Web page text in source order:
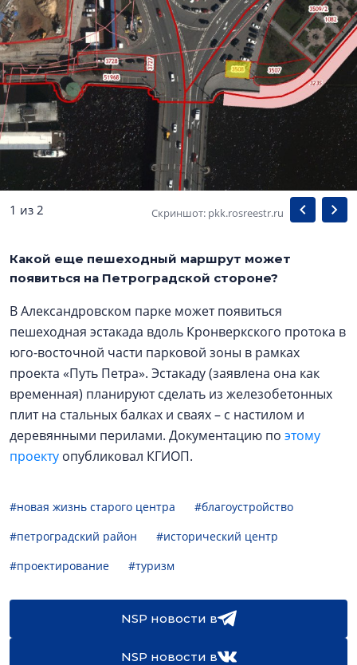
1 из 2 Скриншот: pkk.rosreestr.ru
Какой еще пешеходный маршрут может
появиться на Петроградской стороне?
В Александровском парке может появиться
пешеходная эстакада вдоль Кронверкского протока в
юго-восточной части парковой зоны в рамках
проекта «Путь Петра». Эстакаду (заявлена она как
временная) планируют сделать из железобетонных
плит на стальных балках и сваях – с настилом и
деревянными перилами. Документацию по этому
проекту опубликовал КГИОП.
#новая жизнь старого центра
#благоустройство
#петроградский район
#исторический центр
#проектирование
#туризм
NSP новости в
NSP новости в